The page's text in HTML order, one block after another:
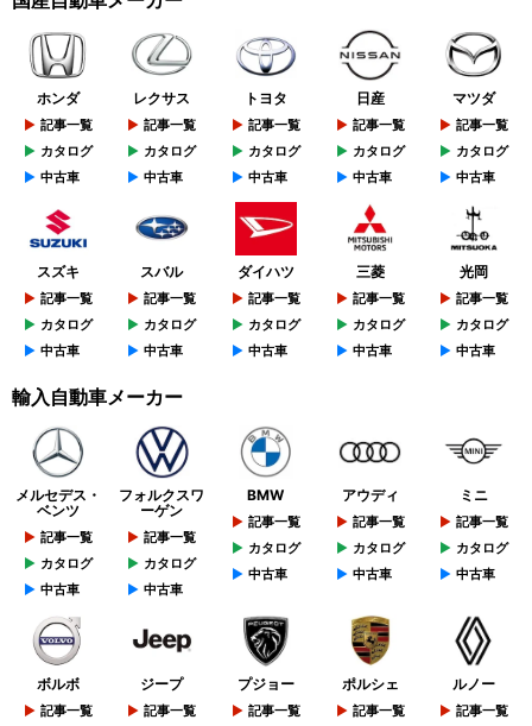
ホンダ
記事一覧
カタログ
中古車
レクサス
記事一覧
カタログ
中古車
トヨタ
記事一覧
カタログ
中古車
日産
記事一覧
カタログ
中古車
マツダ
記事一覧
カタログ
中古車
スズキ
記事一覧
カタログ
中古車
スバル
記事一覧
カタログ
中古車
ダイハツ
記事一覧
カタログ
中古車
三菱
記事一覧
カタログ
中古車
光岡
記事一覧
カタログ
中古車
輸入自動車メーカー
メルセデス・
ベンツ
記事一覧
カタログ
中古車
フォルクスワ
ーゲン
記事一覧
カタログ
中古車
BMW
記事一覧
カタログ
中古車
アウディ
記事一覧
カタログ
中古車
ミニ
記事一覧
カタログ
中古車
ボルボ
記事一覧
ジープ
記事一覧
プジョー
記事一覧
ポルシェ
記事一覧
ルノー
記事一覧